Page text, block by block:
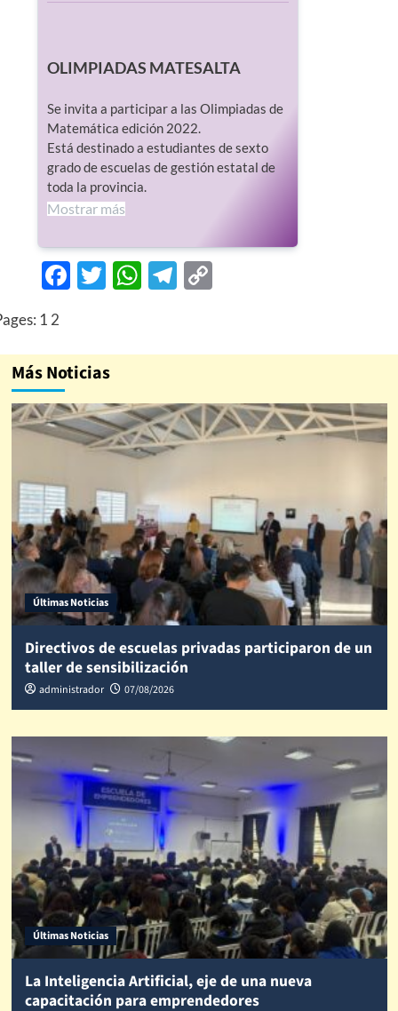
OLIMPIADAS MATESALTA
Se invita a participar a las Olimpiadas de
Matemática edición 2022.
Está destinado a estudiantes de sexto
grado de escuelas de gestión estatal de
toda la provincia.
Mostrar más
Facebook
Twitter
WhatsApp
Telegram
Copy
1 2
Más Noticias
Últimas Noticias
Directivos de escuelas privadas participaron de un
taller de sensibilización
administrador 07/08/2026
Últimas Noticias
La Inteligencia Artificial, eje de una nueva
capacitación para emprendedores